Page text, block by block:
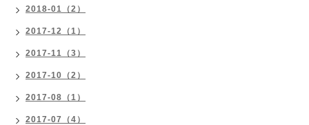
2018-01（2）
2017-12（1）
2017-11（3）
2017-10（2）
2017-08（1）
2017-07（4）